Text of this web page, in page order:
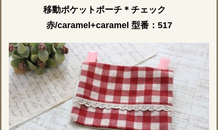
移動ポケットポーチ＊チェック
赤/caramel+caramel 型番：517